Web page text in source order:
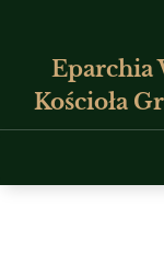
Eparchia
Kościoła